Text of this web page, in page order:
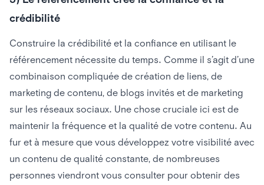
crédibilité
Construire la crédibilité et la confiance en utilisant le
référencement nécessite du temps. Comme il s’agit d’une
combinaison compliquée de création de liens, de
marketing de contenu, de blogs invités et de marketing
sur les réseaux sociaux. Une chose cruciale ici est de
maintenir la fréquence et la qualité de votre contenu. Au
fur et à mesure que vous développez votre visibilité avec
un contenu de qualité constante, de nombreuses
personnes viendront vous consulter pour obtenir des